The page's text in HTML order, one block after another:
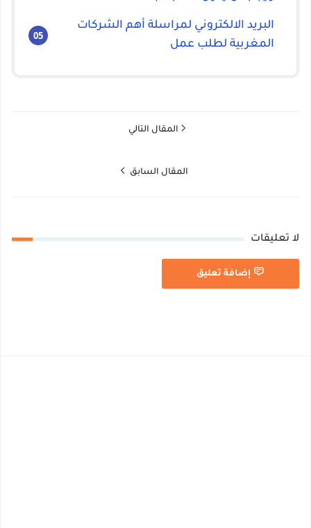
البريد الالكتروني لمراسلة أهم الشركات
المغربية لطلب عمل
المقال التالي
المقال السابق
لا تعليقات
إضافة تعليق